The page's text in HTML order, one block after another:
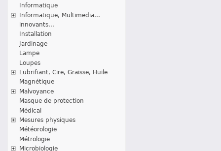
Informatique
Informatique, Multimedia...
innovants...
Installation
Jardinage
Lampe
Loupes
Lubrifiant, Cire, Graisse, Huile
Magnétique
Malvoyance
Masque de protection
Médical
Mesures physiques
Météorologie
Métrologie
Microbiologie